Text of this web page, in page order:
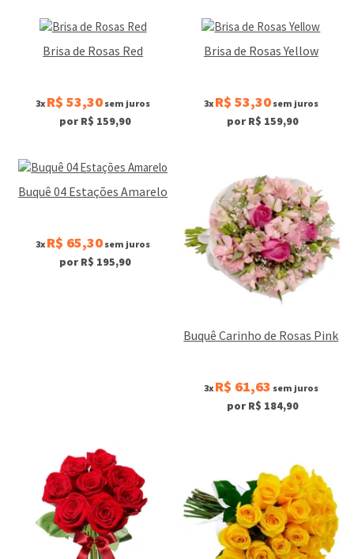
Brisa de Rosas Red
3x R$ 53,30 sem juros
por R$ 159,90
Brisa de Rosas Yellow
3x R$ 53,30sem juros
por R$ 159,90
Buquê 04 Estações Amarelo
3x R$ 65,30 sem juros
por R$ 195,90
Buquê Carinho de Rosas Pink
3x R$ 61,63 sem juros
por R$ 184,90